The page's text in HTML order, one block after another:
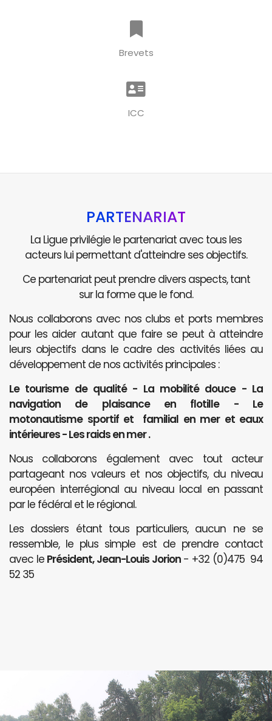
Brevets
ICC
PARTENARIAT
La Ligue privilégie le partenariat avec tous les
acteurs lui permettant d'atteindre ses objectifs.
Ce partenariat peut prendre divers aspects, tant
sur la forme que le fond.
Nous collaborons avec nos clubs et ports membres
pour les aider autant que faire se peut à atteindre
leurs objectifs dans le cadre des activités liées au
développement de nos activités principales :
Le tourisme de qualité - La mobilité douce - La
navigation de plaisance en flotille - Le
motonautisme sportif et familial en mer et eaux
intérieures - Les raids en mer .
Nous collaborons également avec tout acteur
partageant nos valeurs et nos objectifs, du niveau
européen interrégional au niveau local en passant
par le fédéral et le régional.
Les dossiers étant tous particuliers, aucun ne se
ressemble, le plus simple est de prendre contact
avec le Président, Jean-Louis Jorion- +32 (0)475 94
52 35